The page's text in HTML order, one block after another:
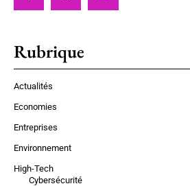
Rubrique
Actualités
Economies
Entreprises
Environnement
High-Tech
Cybersécurité